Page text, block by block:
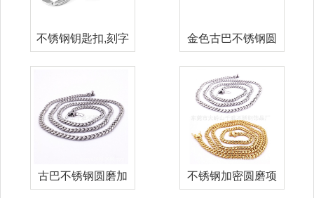
不锈钢钥匙扣,刻字
金色古巴不锈钢圆
古巴不锈钢圆磨加
不锈钢加密圆磨项